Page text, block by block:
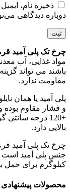
ذخیره نام،
دوباره دیدگاهی
چرخ تک پلی آمید قرمز
مواد غذایی، آب
باشند می تواند
مقاومت ندارد.
پلی آمید یا همان
+120 درجه
بالایی دارد.
کیلوگرم برای حمل
محصولات پیشنهادی